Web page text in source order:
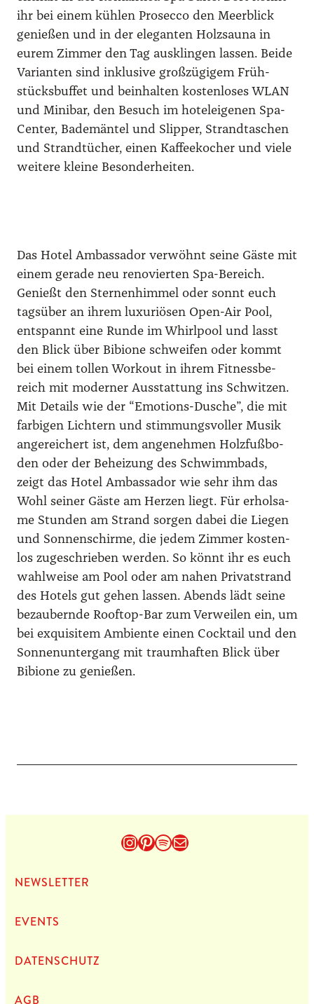
ihr bei einem küh­len Pro­sec­co den Meer­blick
genie­ßen und in der ele­gan­ten Holz­sauna in
eurem Zim­mer den Tag aus­klin­gen las­sen. Bei­de
Vari­an­ten sind inklu­si­ve groß­zü­gi­gem Früh­
stücks­buf­fet und beinhal­ten kos­ten­lo­ses WLAN
und Mini­bar, den Besuch im hotel­ei­ge­nen Spa-
Cen­ter, Bade­män­tel und Slip­per, Strand­ta­schen
und Strand­tü­cher, einen Kaf­fee­ko­cher und vie­le
wei­te­re klei­ne Beson­der­hei­ten.
Das Hotel Ambassa­dor ver­wöhnt sei­ne Gäs­te mit
einem gera­de neu reno­vier­ten Spa-Bereich.
Genießt den Ster­nen­him­mel oder sonnt euch
tags­über an ihrem luxu­riö­sen Open-Air Pool,
ent­spannt eine Run­de im Whirl­pool und lasst
den Blick über Bibio­ne schwei­fen oder kommt
bei einem tol­len Work­out in ihrem Fit­ness­be­
reich mit moder­ner Aus­stat­tung ins Schwit­zen.
Mit Details wie der “Emo­ti­ons-Dusche”, die mit
far­bi­gen Lich­tern und stim­mungs­vol­ler Musik
ange­rei­chert ist, dem ange­neh­men Holz­fuß­bo­
den oder der Behei­zung des Schwimm­bads,
zeigt das Hotel Ambassa­dor wie sehr ihm das
Wohl sei­ner Gäs­te am Her­zen liegt. Für erhol­sa­
me Stun­den am Strand sor­gen dabei die Lie­gen
und Son­nen­schir­me, die jedem Zim­mer kos­ten­
los zuge­schrie­ben wer­den. So könnt ihr es euch
wahl­wei­se am Pool oder am nahen Pri­vat­strand
des Hotels gut gehen las­sen. Abends lädt sei­ne
bezau­bern­de Roof­top-Bar zum Ver­wei­len ein, um
bei exqui­si­tem Ambi­en­te einen Cock­tail und den
Son­nen­un­ter­gang mit traum­haf­ten Blick über
Bibio­ne zu genie­ßen.
Instagram
Pinterest
Spotify
E-Mail
NEWS­LET­TER
EVENTS
DATEN­SCHUTZ
AGB